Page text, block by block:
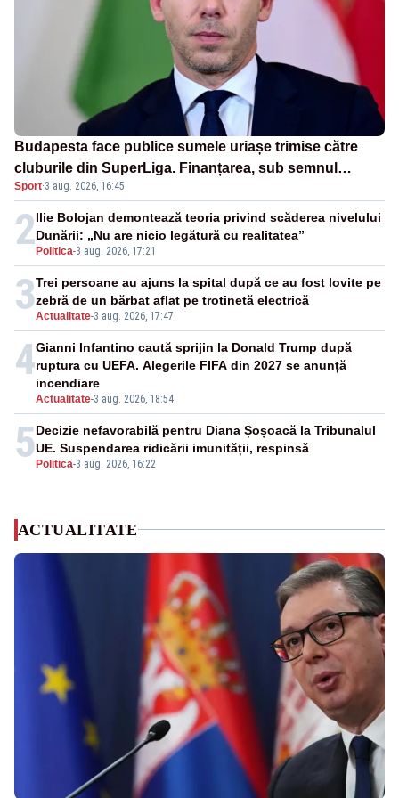
Budapesta face publice sumele uriașe trimise către
cluburile din SuperLiga. Finanțarea, sub semnul
întrebării
Sport·3 aug. 2026, 16:45
2Politica-3 aug. 2026, 17:21
Ilie Bolojan demontează teoria privind scăderea nivelului
Dunării: „Nu are nicio legătură cu realitatea”
3Actualitate-3 aug. 2026, 17:47
Trei persoane au ajuns la spital după ce au fost lovite pe
zebră de un bărbat aflat pe trotinetă electrică
4
Actualitate-3 aug. 2026, 18:54
Gianni Infantino caută sprijin la Donald Trump după
ruptura cu UEFA. Alegerile FIFA din 2027 se anunță
incendiare
5Politica-3 aug. 2026, 16:22
Decizie nefavorabilă pentru Diana Șoșoacă la Tribunalul
UE. Suspendarea ridicării imunității, respinsă
ACTUALITATE